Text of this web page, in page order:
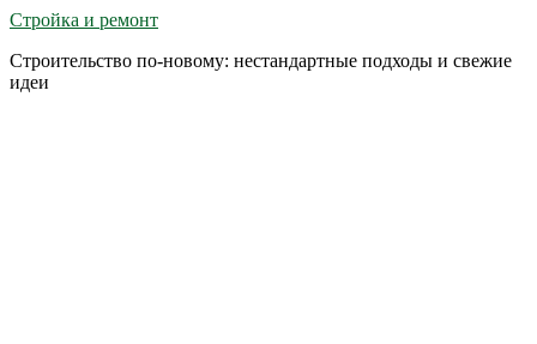
Стройка и ремонт
Строительство по-новому: нестандартные подходы и свежие
идеи